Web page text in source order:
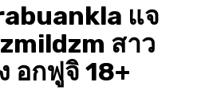
แจ
สาว
อกฟูจิ 18+